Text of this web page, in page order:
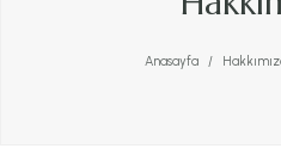
Anasayfa